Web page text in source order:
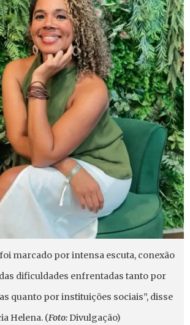
marcado por intensa escuta, conexão
dificuldades enfrentadas tanto por
quanto por instituições sociais”, disse
Helena. (Foto:Divulgação)